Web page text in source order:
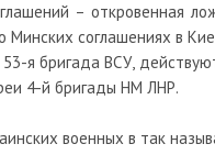
– откровенная
соглашениях в
я бригада ВСУ,
4-й бригады НМ ЛНР.
военных в так